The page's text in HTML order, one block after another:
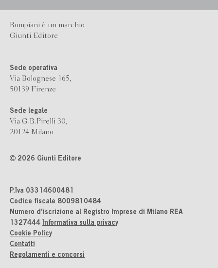
Bompiani è un marchio
Giunti Editore
Sede operativa
Via Bolognese 165,
50139 Firenze
Sede legale
Via G.B.Pirelli 30,
20124 Milano
2026 Giunti Editore
P.Iva 03314600481
Codice fiscale 8009810484
Numero d'iscrizione al Registro Imprese di Milano REA
1327444 Informativa sulla privacy
Cookie Policy
Contatti
Regolamenti e concorsi